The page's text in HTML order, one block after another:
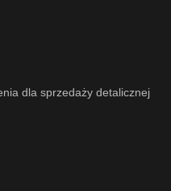
dla sprzedaży detalicznej